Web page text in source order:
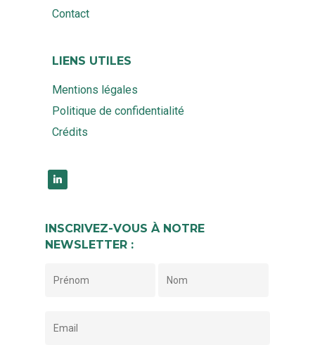
Contact
LIENS UTILES
Mentions légales
Politique de confidentialité
Crédits
linkedin
INSCRIVEZ-VOUS À NOTRE
NEWSLETTER :